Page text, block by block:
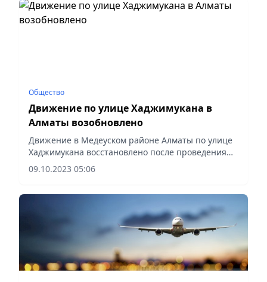
Общество
Движение по улице Хаджимукана в
Алматы возобновлено
Движение в Медеуском районе Алматы по улице
Хаджимукана восстановлено после проведения
ремонтных работ по реконструкции тепловых
сетей.
09.10.2023 05:06